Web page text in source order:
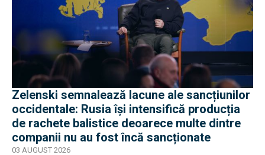
Zelenski semnalează lacune ale sancțiunilor
occidentale: Rusia își intensifică producția
de rachete balistice deoarece multe dintre
companii nu au fost încă sancționate
03 AUGUST 2026